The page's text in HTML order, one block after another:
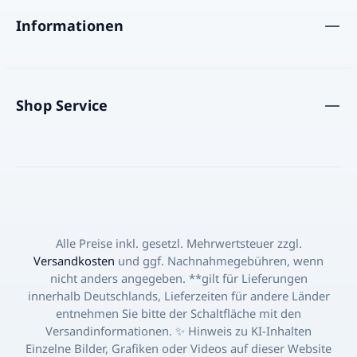
Informationen
Shop Service
Alle Preise inkl. gesetzl. Mehrwertsteuer zzgl.
Versandkosten und ggf. Nachnahmegebühren, wenn
nicht anders angegeben. **gilt für Lieferungen
innerhalb Deutschlands, Lieferzeiten für andere Länder
entnehmen Sie bitte der Schaltfläche mit den
Versandinformationen. ✨ Hinweis zu KI-Inhalten
Einzelne Bilder, Grafiken oder Videos auf dieser Website